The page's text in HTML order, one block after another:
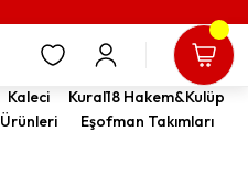
Kaleci
Ürünleri
Kural18 Hakem&Kulüp
Eşofman Takımları